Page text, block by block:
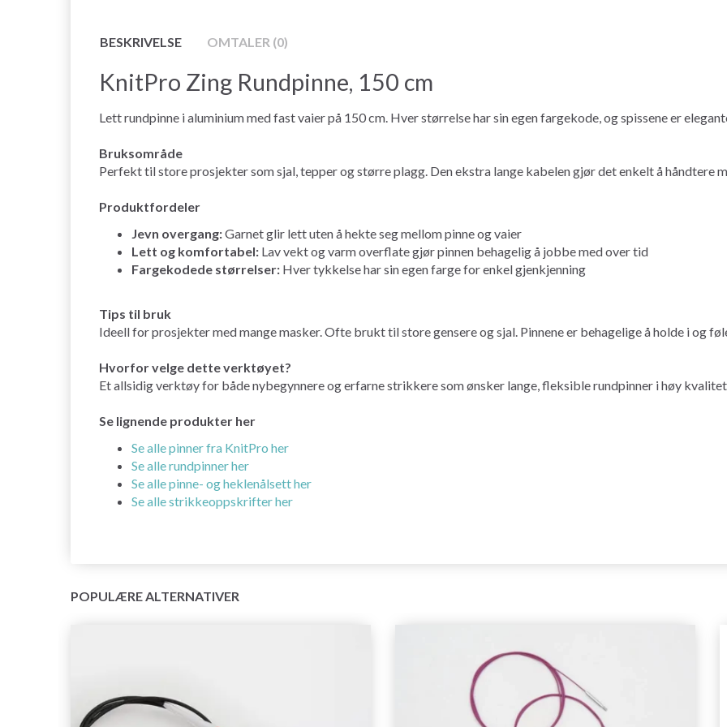
BESKRIVELSE OMTALER (0)
KnitPro Zing Rundpinne, 150 cm
Lett rundpinne i aluminium med fast vaier på 150 cm. Hver størrelse har sin egen fargekode, og spissene er
Bruksområde
Perfekt til store prosjekter som sjal, tepper og større plagg. Den ekstra lange kabelen gjør det enkelt å håndtere
Produktfordeler
Jevn overgang:Garnet glir lett uten å hekte seg mellom pinne og vaier
Lett og komfortabel: Lav vekt og varm overflate gjør pinnen behagelig å jobbe med over tid
Fargekodede størrelser: Hver tykkelse har sin egen farge for enkel gjenkjenning
Tips til bruk
Ideell for prosjekter med mange masker. Ofte brukt til store gensere og sjal. Pinnene er behagelige å holde i og
Hvorfor velge dette verktøyet?
Et allsidig verktøy for både nybegynnere og erfarne strikkere som ønsker lange, fleksible rundpinner i høy
Se lignende produkter her
Se alle pinner fra KnitPro her
Se alle rundpinner her
Se alle pinne- og heklenålsett her
Se alle strikkeoppskrifter her
POPULÆRE ALTERNATIVER